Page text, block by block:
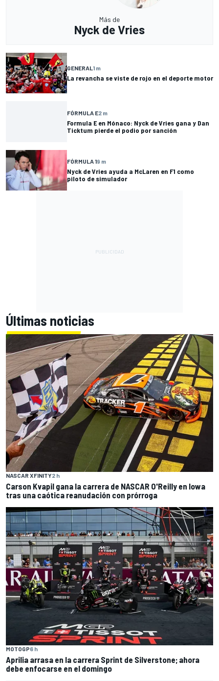
Más de
Nyck de Vries
GENERAL1 m
La revancha se viste de rojo en el deporte motor
FÓRMULA E2 m
Formula E en Mónaco: Nyck de Vries gana y Dan
Ticktum pierde el podio por sanción
FÓRMULA 19 m
Nyck de Vries ayuda a McLaren en F1 como
piloto de simulador
Últimas noticias
NASCAR XFINITY2 h
Carson Kvapil gana la carrera de NASCAR O'Reilly en Iowa
tras una caótica reanudación con prórroga
MOTOGP6 h
Aprilia arrasa en la carrera Sprint de Silverstone; ahora
debe enfocarse en el domingo